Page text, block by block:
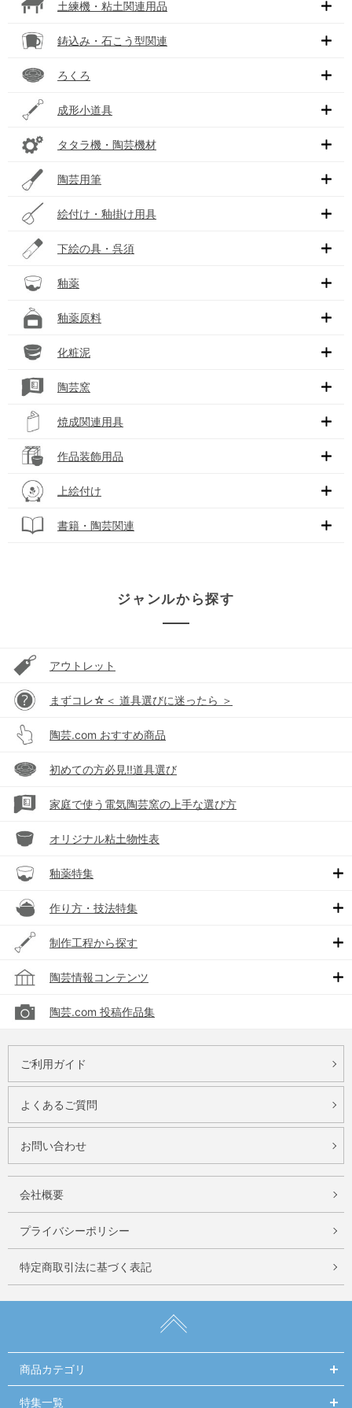
土練機・粘土関連用品
鋳込み・石こう型関連
ろくろ
成形小道具
タタラ機・陶芸機材
陶芸用筆
絵付け・釉掛け用具
下絵の具・呉須
釉薬
釉薬原料
化粧泥
陶芸窯
焼成関連用具
作品装飾用品
上絵付け
書籍・陶芸関連
ジャンルから探す
アウトレット
まずコレ☆＜ 道具選びに迷ったら ＞
陶芸.com おすすめ商品
初めての方必見!!道具選び
家庭で使う電気陶芸窯の上手な選び方
オリジナル粘土物性表
釉薬特集
作り方・技法特集
制作工程から探す
陶芸情報コンテンツ
陶芸.com 投稿作品集
ご利用ガイド
よくあるご質問
お問い合わせ
会社概要
プライバシーポリシー
特定商取引法に基づく表記
商品カテゴリ
特集一覧